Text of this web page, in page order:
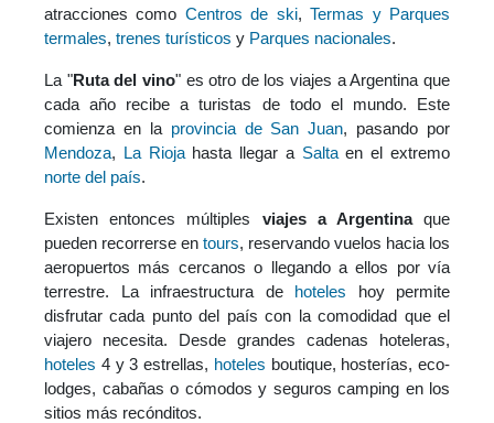
atracciones como Centros de ski,Termas y Parques
termales, trenes turísticos y Parques nacionales.
La "Ruta del vino" es otro de los viajes a Argentina que
cada año recibe a turistas de todo el mundo. Este
comienza en la provincia de San Juan, pasando por
Mendoza, La Riojahasta llegar a Saltaen el extremo
norte del país.
Existen entonces múltiples viajes a Argentinaque
pueden recorrerse en tours, reservando vuelos hacia los
aeropuertos más cercanos o llegando a ellos por vía
terrestre. La infraestructura de hoteles hoy permite
disfrutar cada punto del país con la comodidad que el
viajero necesita. Desde grandes cadenas hoteleras,
hoteles 4 y 3 estrellas, hoteles boutique, hosterías, eco-
lodges, cabañas o cómodos y seguros camping en los
sitios más recónditos.